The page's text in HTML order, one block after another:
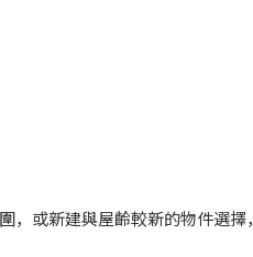
或新建與屋齡較新的物件選擇，